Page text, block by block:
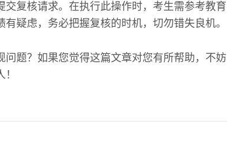
复核请求。在执行此操作时，考生需参考教育
疑虑，务必把握复核的时机，切勿错失良机。
题？如果您觉得这篇文章对您有所帮助，不妨